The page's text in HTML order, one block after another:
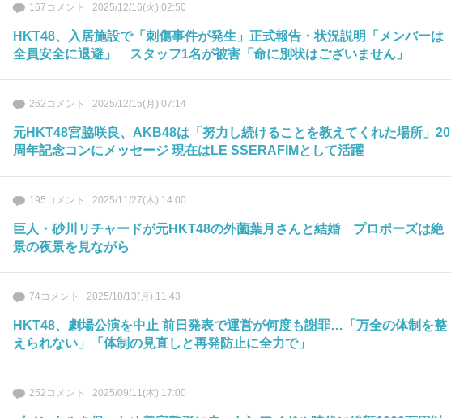
167コメント 2025/12/16(火) 02:50
HKT48、入居施設で「刺傷事件が発生」正式報告・状況説明「メンバーは
全員安全に退避」 スタッフ1名が被害「命に別状はございません」
262コメント 2025/12/15(月) 07:14
元HKT48宮脇咲良、AKB48は「努力し続けることを教えてくれた場所」20
周年記念コンにメッセージ 現在はLE SSERAFIMとして活躍
195コメント 2025/11/27(木) 14:00
巨人・砂川リチャードが元HKT48の外薗葉月さんと結婚 プロポーズは絶
景の夜景を見ながら
74コメント 2025/10/13(月) 11:43
HKT48、劇場公演を中止 前日発表で運営が何度も謝罪…「万全の体制を整
えられない」「体制の見直しと再発防止に全力で」
252コメント 2025/09/11(木) 17:00